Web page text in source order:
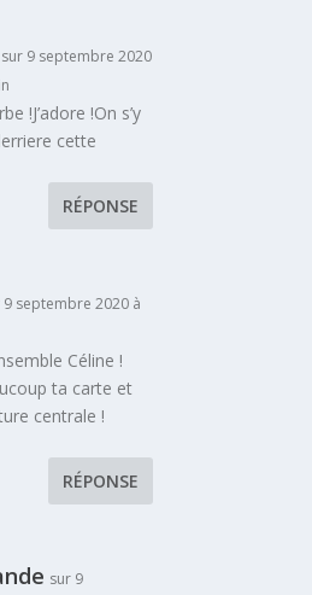
sur 9 septembre 2020
!J’adore !On s’y
cette
RÉPONSE
9 septembre 2020 à
Céline !
ta carte et
centrale !
RÉPONSE
sur 9